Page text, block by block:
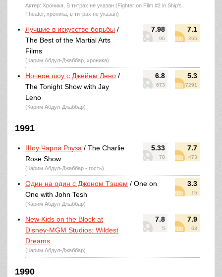
Актер: Хроника, В титрах не указан (Fighter on Film #2 in Ship's
Theater, хроника, в титрах не указан)
7.98
96
7.1
265
Лучшие в искусстве борьбы /
The Best of the Martial Arts
Films
(Карим Абдул-Джаббар, хроника)
6.8
673
5.3
7291
Ночное шоу с Джейем Лено /
The Tonight Show with Jay
Leno
(Карим Абдул-Джаббар)
1991
5.33
78
7.7
473
Шоу Чарли Роуза / The Charlie
Rose Show
(Карим Абдул-Джаббар - гость)
3.3
15
Один на один с Джоном Тэшем / One on
One with John Tesh
(Карим Абдул-Джаббар)
7.8
5
7.9
63
New Kids on the Block at
Disney-MGM Studios: Wildest
Dreams
(Карим Абдул-Джаббар)
1990